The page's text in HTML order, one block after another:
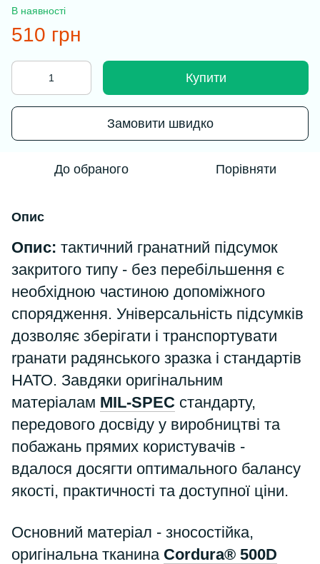
В наявності
510 грн
Купити
Замовити швидко
До обраного Порівняти
Опис
Опис: тактичний гранатний підсумок
закритого типу - без перебільшення є
необхідною частиною допоміжного
спорядження. Універсальність підсумків
дозволяє зберігати і транспортувати
rpaнaти радянського зразка і стандартів
НАТО. Завдяки оригінальним
матеріалам MIL-SPEC стандарту,
передового досвіду у виробництві та
побажань прямих користувачів -
вдалося досягти оптимального балансу
якості, практичності та доступної ціни.
Основний матеріал - зносостійка,
оригінальна тканина Cordura® 500D